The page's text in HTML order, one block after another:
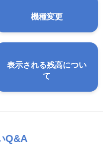
機種変更
表示される残高につい
て
Q&A